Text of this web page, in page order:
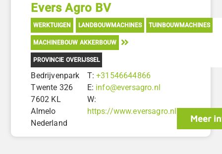
Evers Agro BV
WERKTUIGEN LANDBOUWMACHINES TUINBOUWMACHINES
MACHINEBOUW AKKERBOUW
PROVINCIE OVERIJSSEL
Bedrijvenpark
Twente 326
7602 KL
Almelo
Nederland
T:+31546644866
E: info@eversagro.nl
W:
https://www.eversagro.nl
Meer